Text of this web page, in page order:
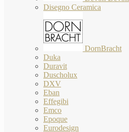
Disegno Ceramica
DornBracht
Duka
Duravit
Duscholux
DXV
Eban
Effegibi
Emco
Epoque
Eurodesign